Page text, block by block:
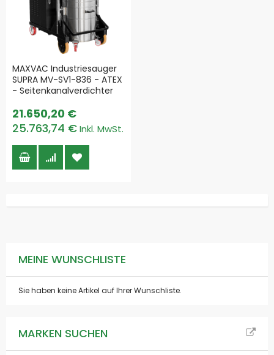
MAXVAC Industriesauger
SUPRA MV-SV1-836 - ATEX
- Seitenkanalverdichter
25.763,74 €
21.650,20 €
MEINE WUNSCHLISTE
Sie haben keine Artikel auf Ihrer Wunschliste.
MARKEN SUCHEN